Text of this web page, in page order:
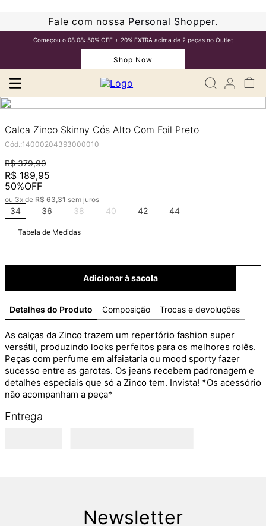
Fale com nossa Personal Shopper.
Começou o 08.08: 50% OFF + 20% EXTRA acima de 2 peças no Outlet
Shop Now
Calca Zinco Skinny Cós Alto Com Foil Preto
Cód.:14000204393000010
R$ 379,90
R$ 189,95
50%OFF
ou 3x de R$ 63,31 sem juros
34 36 38 40 42 44
Tabela de Medidas
Adicionar à sacola
Detalhes do Produto Composição Trocas e devoluções
As calças da Zinco trazem um repertório fashion super
versátil, produzindo looks perfeitos para os melhores rolês.
Peças com perfume em alfaiataria ou mood sporty fazer
sucesso entre as garotas. Os jeans recebem padronagem e
detalhes especiais que só a Zinco tem. Invista! *Os acessório
não acompanham a peça*
Entrega
Newsletter